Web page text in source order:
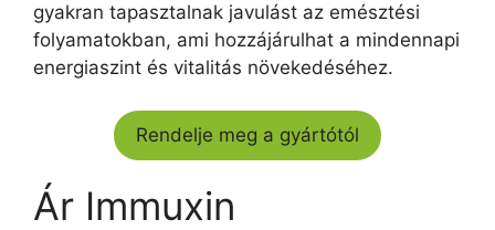
gyakran tapasztalnak javulást az emésztési
folyamatokban, ami hozzájárulhat a mindennapi
energiaszint és vitalitás növekedéséhez.
Rendelje meg a gyártótól
Ár Immuxin